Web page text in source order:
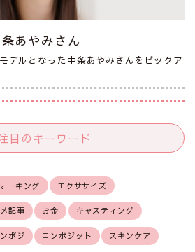
あやみさん
デルとなった中条あやみさんをピックア
目のキーワード
ーキング エクササイズ
記事 お金 キャスティング
ポジ コンポジット スキンケア